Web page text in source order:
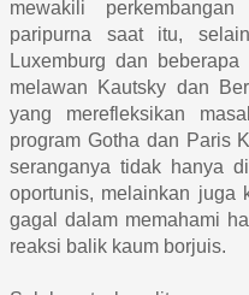
mewakili
paripurna saat itu,
Luxemburg dan
melawan Kautsky dan
yang merefleksikan
program Gotha dan Paris
seranganya tidak hanya
oportunis, melainkan juga
gagal dalam memahami
reaksi balik kaum borjuis.